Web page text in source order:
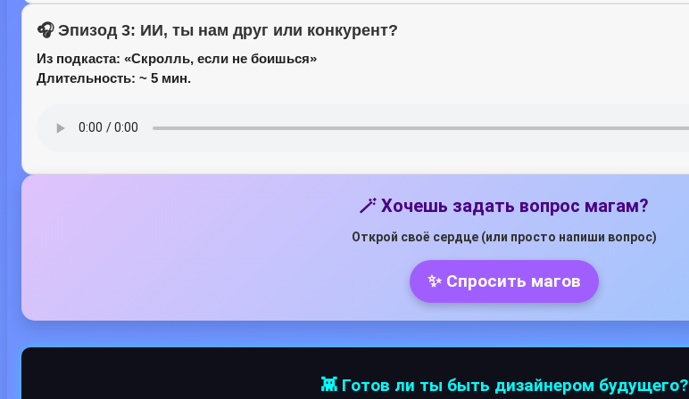
🎧 Эпизод 3: ИИ, ты нам друг или конкурент?
Из подкаста: «Скролль, если не боишься»
Длительность: ~ 5 мин.
🪄 Хочешь задать вопрос магам?
Открой своё сердце (или просто напиши вопрос)
✨ Спросить магов
👾 Готов ли ты быть дизайнером будущего?